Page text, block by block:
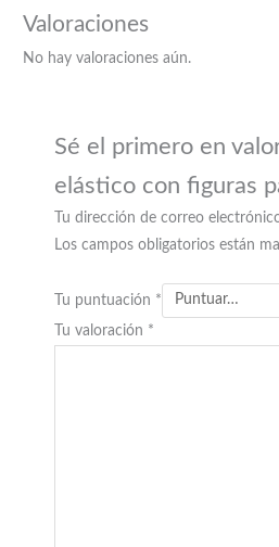
Valoraciones
No hay valoraciones aún.
Sé el primero en
elástico con figuras
Tu dirección de correo
Los campos obligatorios están
Tu puntuación *
Tu valoración *